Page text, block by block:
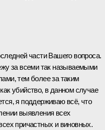
части Вашего вопроса.
за всеми так называемыми
тем более за таким
убийство, в данном случае
я поддерживаю всё, что
выявления всех
причастных и виновных.